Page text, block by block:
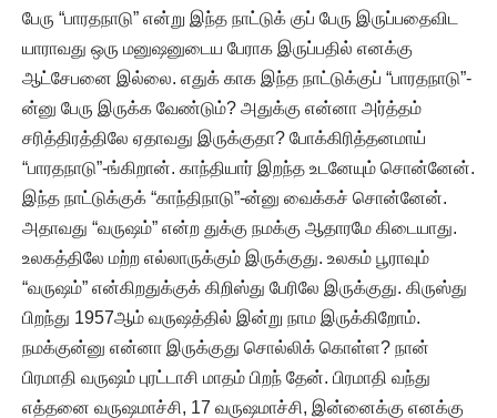
பேரு “பாரதநாடு” என்று இந்த நாட்டுக் குப் பேரு இருப்பதைவிட
யாராவது ஒரு மனுஷனுடைய பேராக இருப்பதில் எனக்கு
ஆட்சேபனை இல்லை. எதுக் காக இந்த நாட்டுக்குப் “பாரதநாடு”-
ன்னு பேரு இருக்க வேண்டும்? அதுக்கு என்னா அர்த்தம்
சரித்திரத்திலே ஏதாவது இருக்குதா? போக்கிரித்தனமாய்
“பாரதநாடு”-ங்கிறான். காந்தியார் இறந்த உடனேயும் சொன்னேன்.
இந்த நாட்டுக்குக் “காந்திநாடு”-ன்னு வைக்கச் சொன்னேன்.
அதாவது “வருஷம்” என்ற துக்கு நமக்கு ஆதாரமே கிடையாது.
உலகத்திலே மற்ற எல்லாருக்கும் இருக்குது. உலகம் பூராவும்
“வருஷம்” என்கிறதுக்குக் கிறிஸ்து பேரிலே இருக்குது. கிருஸ்து
பிறந்து 1957ஆம் வருஷத்தில் இன்று நாம இருக்கிறோம்.
நமக்குன்னு என்னா இருக்குது சொல்லிக் கொள்ள? நான்
பிரமாதி வருஷம் புரட்டாசி மாதம் பிறந் தேன். பிரமாதி வந்து
எத்தனை வருஷமாச்சி, 17 வருஷமாச்சி, இன்னைக்கு எனக்கு